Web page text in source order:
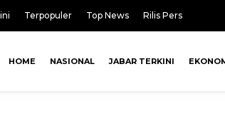
Terpopuler Top News Rilis Pers
HOME NASIONAL JABAR TERKINI